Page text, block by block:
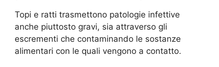
Topi e ratti trasmettono patologie infettive
anche piuttosto gravi, sia attraverso gli
escrementi che contaminando le sostanze
alimentari con le quali vengono a contatto.